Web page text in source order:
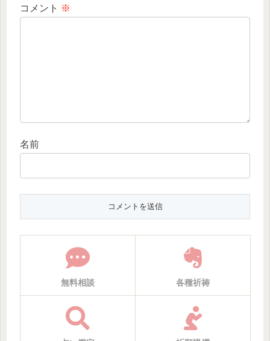
コメント ※
名前
無料相談 各種祈祷